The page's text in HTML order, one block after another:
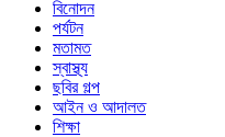
বিনোদন
পর্যটন
মতামত
স্বাস্থ্য
ছবির গল্প
আইন ও আদালত
শিক্ষা